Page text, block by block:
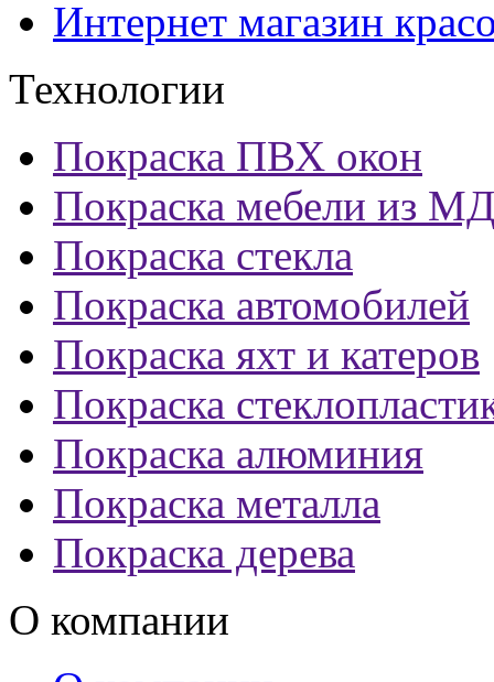
Интернет магазин
Технологии
Покраска ПВХ окон
Покраска мебели из
Покраска стекла
Покраска автомобилей
Покраска яхт и катеров
Покраска
Покраска алюминия
Покраска металла
Покраска дерева
О компании